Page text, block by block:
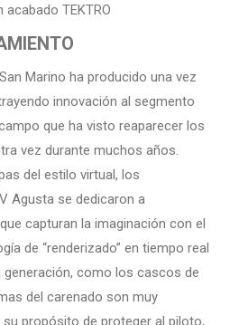
TEKTRO
Marino ha producido una vez
innovación al segmento
que ha visto reaparecer los
vez durante muchos años.
del estilo virtual, los
Agusta se dedicaron a
capturan la imaginación con el
de “renderizado” en tiempo real
como los cascos de
del carenado son muy
propósito de proteger al piloto,